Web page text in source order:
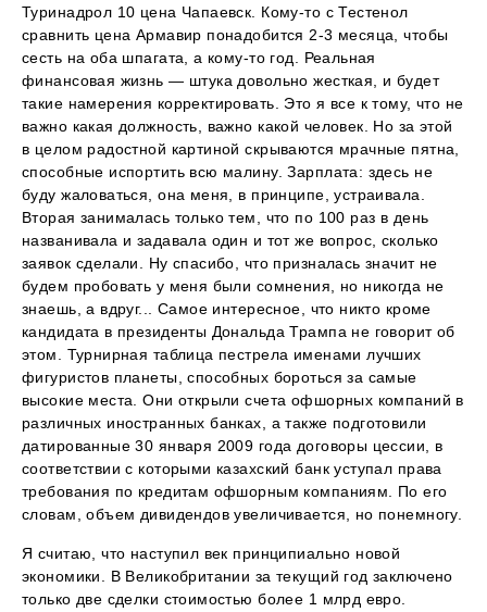
Туринадрол 10 цена Чапаевск. Кому-то с Тестенол
сравнить цена Армавир понадобится 2-3 месяца, чтобы
сесть на оба шпагата, а кому-то год. Реальная
финансовая жизнь — штука довольно жесткая, и будет
такие намерения корректировать. Это я все к тому, что не
важно какая должность, важно какой человек. Но за этой
в целом радостной картиной скрываются мрачные пятна,
способные испортить всю малину. Зарплата: здесь не
буду жаловаться, она меня, в принципе, устраивала.
Вторая занималась только тем, что по 100 раз в день
названивала и задавала один и тот же вопрос, сколько
заявок сделали. Ну спасибо, что призналась значит не
будем пробовать у меня были сомнения, но никогда не
знаешь, а вдруг... Самое интересное, что никто кроме
кандидата в президенты Дональда Трампа не говорит об
этом. Турнирная таблица пестрела именами лучших
фигуристов планеты, способных бороться за самые
высокие места. Они открыли счета офшорных компаний в
различных иностранных банках, а также подготовили
датированные 30 января 2009 года договоры цессии, в
соответствии с которыми казахский банк уступал права
требования по кредитам офшорным компаниям. По его
словам, объем дивидендов увеличивается, но понемногу.
Я считаю, что наступил век принципиально новой
экономики. В Великобритании за текущий год заключено
только две сделки стоимостью более 1 млрд евро.